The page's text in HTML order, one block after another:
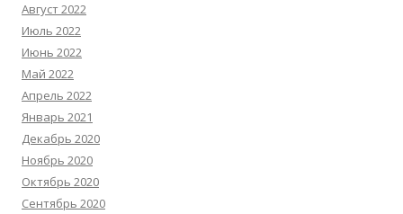
Август 2022
Июль 2022
Июнь 2022
Май 2022
Апрель 2022
Январь 2021
Декабрь 2020
Ноябрь 2020
Октябрь 2020
Сентябрь 2020